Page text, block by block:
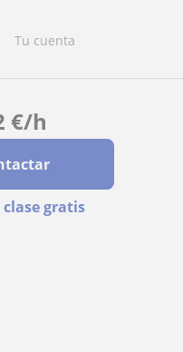
Tu cuenta
€/h
gratis